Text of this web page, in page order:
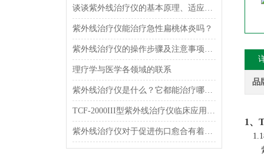
谈谈紫外线治疗仪的基本原理、适应症、使用方法以及优缺点
紫外线治疗仪能治疗急性扁桃体炎吗？
紫外线治疗仪的操作步骤及注意事项讲解
理疗学与医学各领域的联系
紫外线治疗仪是什么？它都能治疗哪些疾病呢？
TCF-2000III型紫外线治疗仪临床应用及原理
紫外线治疗仪对于促进伤口愈合有着重要作用
品
1、